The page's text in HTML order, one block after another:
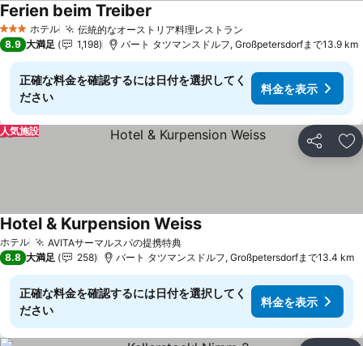
3 ホテルのランク
ホテル 伝統的なオーストリア料理レストラン
Ferien beim Treiber
8.9 大満足 1,198 バート タツマンスドルフ, Großpetersdorfまで13.9 km
正確な料金を確認するには日付を選択してく
ださい
料金を表示
シェア お
人気施設
ホテル AVITAサーマルスパの提携特典料金を表示
Hotel & Kurpension Weiss料金を表示
8.8 大満足 258 バート タツマンスドルフ, Großpetersdorfまで13.4 km
正確な料金を確認するには日付を選択してく
ださい
料金を表示